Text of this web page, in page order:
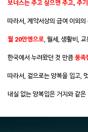
보너스는 주고 싶으면 주고, 주
따라서, 계약서상의 급여 이외
월 20만엔으로, 월세, 생활비,
한국에서 누려왔던 것 만큼풍족
따라서, 겉으로는 양복을 입고,
내실 없는 양복입은 거지와 같